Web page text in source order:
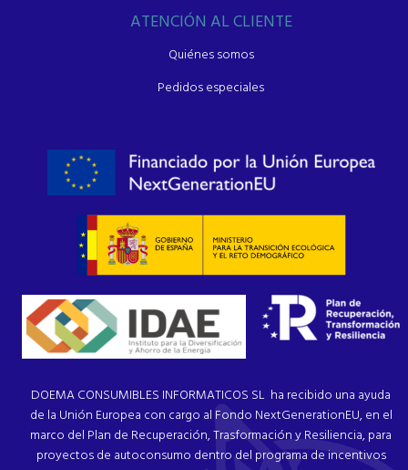
ATENCIÓN AL CLIENTE
Quiénes somos
Pedidos especiales
DOEMA CONSUMIBLES INFORMATICOS SL ha recibido una ayuda
de la Unión Europea con cargo al Fondo NextGenerationEU, en el
marco del Plan de Recuperación, Trasformación y Resiliencia, para
proyectos de autoconsumo dentro del programa de incentivos